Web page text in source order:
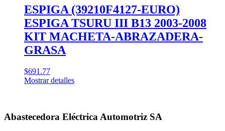
ESPIGA (39210F4127-EURO)
ESPIGA TSURU III B13 2003-2008
KIT MACHETA-ABRAZADERA-
GRASA
$691.77
Mostrar detalles
Abastecedora Eléctrica Automotriz SA